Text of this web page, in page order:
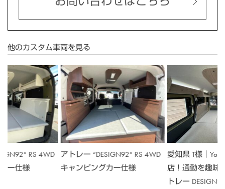
他のカスタム車両を見る
RS 4WD
ー仕様
アトレー “DESIGN92” RS 4WD
キャンピングカー仕様
愛知県 T様｜
店！通勤を趣味
トレー